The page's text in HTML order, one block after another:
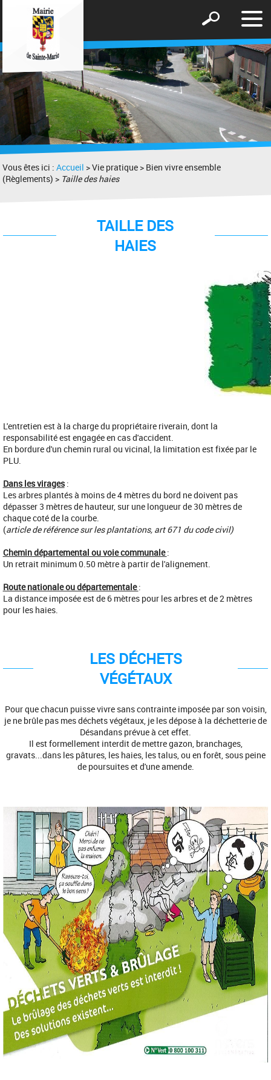
le
Afficher
formulaire
de
recherche
Vous êtes ici :Accueil > Vie pratique > Bien vivre ensemble
(Règlements) > Taille des haies
TAILLE DES
HAIES
L'entretien est à la charge du propriétaire riverain, dont la
responsabilité est engagée en cas d'accident.
En bordure d'un chemin rural ou vicinal, la limitation est fixée par le
PLU.
Dans les virages :
Les arbres plantés à moins de 4 mètres du bord ne doivent pas
dépasser 3 mètres de hauteur, sur une longueur de 30 mètres de
chaque coté de la courbe.
(article de référence sur les plantations, art 671 du code civil)
Chemin départemental ou voie communale:
Un retrait minimum 0.50 mètre à partir de l'alignement.
Route nationale ou départementale:
La distance imposée est de 6 mètres pour les arbres et de 2 mètres
pour les haies.
LES DÉCHETS
VÉGÉTAUX
Pour que chacun puisse vivre sans contrainte imposée par son voisin,
je ne brûle pas mes déchets végétaux, je les dépose à la déchetterie de
Désandans prévue à cet effet.
Il est formellement interdit de mettre gazon, branchages,
gravats...dans les pâtures, les haies, les talus, ou en forêt, sous peine
de poursuites et d'une amende.